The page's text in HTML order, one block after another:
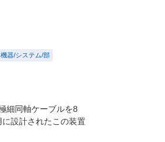
器/システム/部
細同軸ケーブルを8
設計されたこの装置